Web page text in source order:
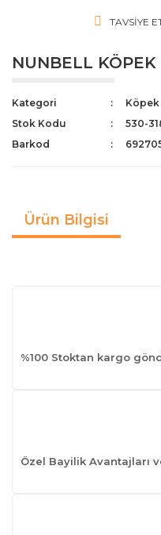
TAVSIYE
NUNBELL
Kategori
Köpek
Stok Kodu
530-
Barkod
Ürün Bilgisi
%100 Stoktan kargo
Özel Bayilik Avantajları